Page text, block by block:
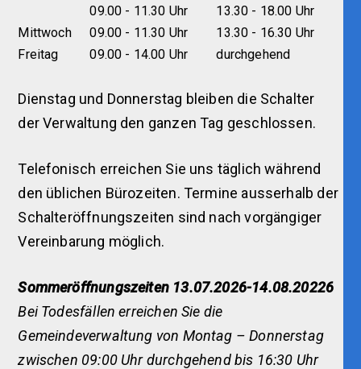
09.00 - 11.30 Uhr
13.30 - 18.00 Uhr
Mittwoch
09.00 - 11.30 Uhr
13.30 - 16.30 Uhr
Freitag
09.00 - 14.00 Uhr durchgehend
Dienstag und Donnerstag bleiben die Schalter
der Verwaltung den ganzen Tag geschlossen.
Telefonisch erreichen Sie uns täglich während
den üblichen Bürozeiten. Termine ausserhalb der
Schalteröffnungszeiten sind nach vorgängiger
Vereinbarung möglich.
Sommeröffnungszeiten 13.07.2026-14.08.20226
Bei Todesfällen erreichen Sie die
Gemeindeverwaltung von Montag – Donnerstag
zwischen 09:00 Uhr durchgehend bis 16:30 Uhr